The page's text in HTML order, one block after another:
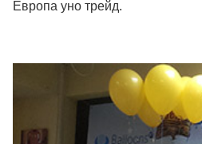
Европа уно трейд.